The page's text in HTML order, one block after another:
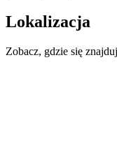
Lokalizacja
Zobacz, gdzie się